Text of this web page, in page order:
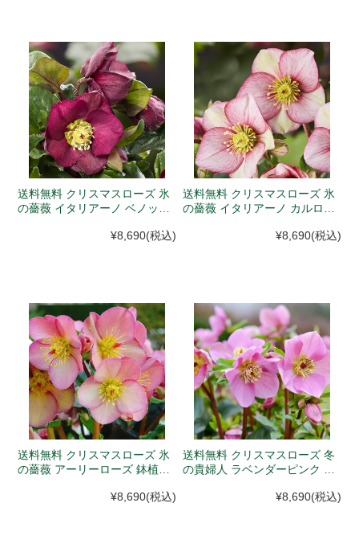
送料無料 クリスマスローズ 氷
の薔薇 イタリアーノ ベノッタ
¥8,690(税込)
送料無料 クリスマスローズ 氷
の薔薇 イタリアーノ カルロッ
降、入荷次第発送)¥8,690(税込)
送料無料 クリスマスローズ 氷
の薔薇 アーリーローズ 鉢植え
¥8,690(税込)
送料無料 クリスマスローズ 冬
の貴婦人 ラベンダーピンク 4.5
¥8,690(税込)